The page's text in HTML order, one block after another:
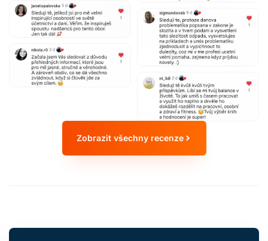
Zobrazit všechny recenze